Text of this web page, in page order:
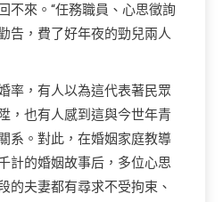
不來。“任務職員、心思徵詢
告，費了好年夜的勁兒兩人
率，有人以為這代表著民眾
，也有人感到這與今世年青
系。對此，在婚姻家庭教導
計的婚姻故事后，多位心思
的夫妻都有尋求不受拘束、